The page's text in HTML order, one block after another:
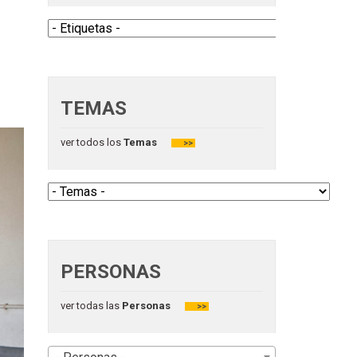
TEMAS
ver todos los Temas >>
PERSONAS
ver todas las Personas >>